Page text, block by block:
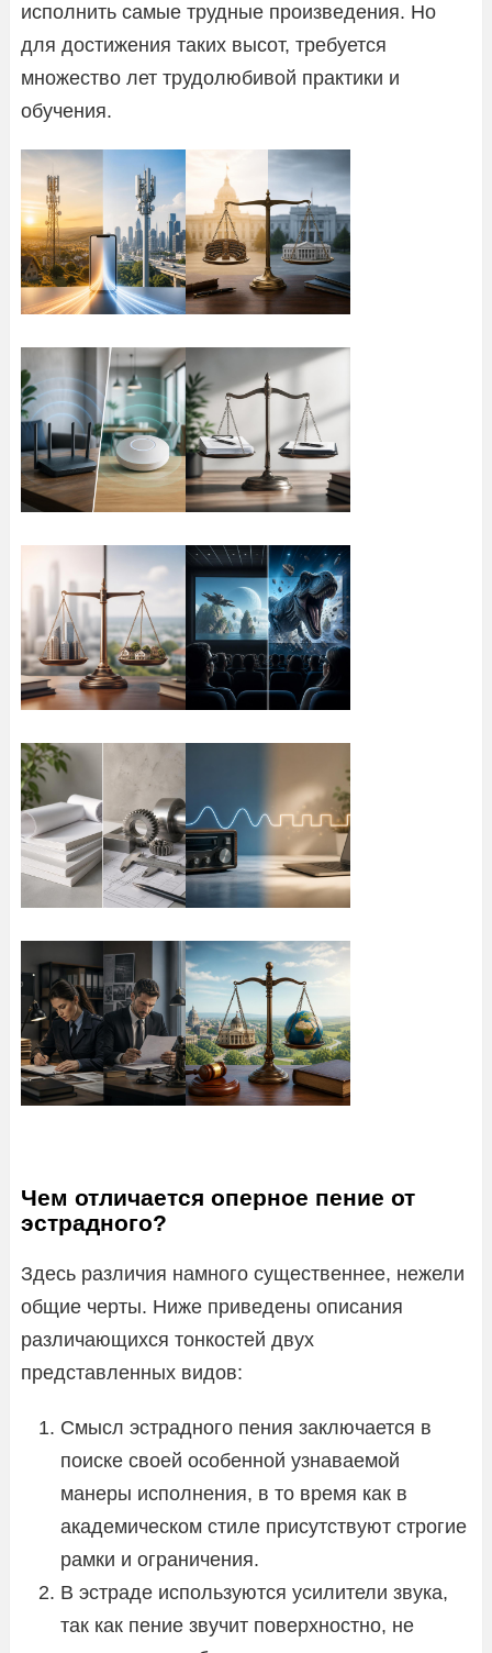
исполнить самые трудные произведения. Но
для достижения таких высот, требуется
множество лет трудолюбивой практики и
обучения.
Чем отличается оперное пение от
эстрадного?
Здесь различия намного существеннее, нежели
общие черты. Ниже приведены описания
различающихся тонкостей двух
представленных видов:
Смысл эстрадного пения заключается в
поиске своей особенной узнаваемой
манеры исполнения, в то время как в
академическом стиле присутствуют строгие
рамки и ограничения.
В эстраде используются усилители звука,
так как пение звучит поверхностно, не